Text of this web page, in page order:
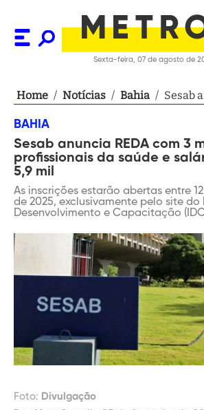
Sexta-feira, 07 de agosto de
Home / Notícias / Bahia / Sesab
BAHIA
Sesab anuncia REDA com 3
profissionais da saúde e
5,9 mil
As inscrições estarão abertas entre
de 2025, exclusivamente pelo site
Desenvolvimento e Capacitação
Foto: Divulgação